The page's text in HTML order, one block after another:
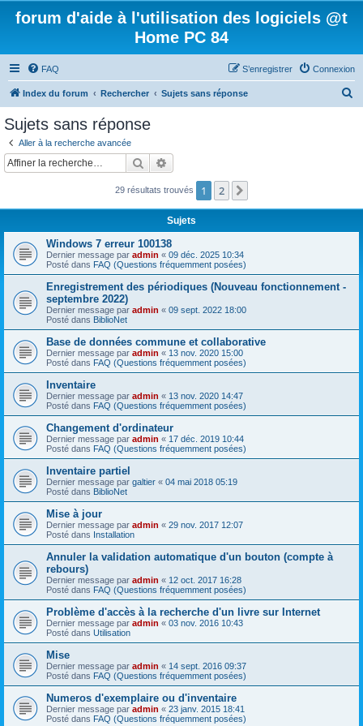
forum d'aide à l'utilisation des logiciels @t
Home PC 84
FAQ Connexion
S’enregistrer
Index du forum Rechercher Sujets sans réponse
c
Sujets sans réponse
Aller à la recherche avancée
Rechercher
29 résultats trouvés 1 2
Sujets
Windows 7 erreur 100138
Dernier message par admin « 09 déc. 2025 10:34
Posté dans FAQ (Questions fréquemment posées)
Enregistrement des périodiques (Nouveau fonctionnement -
septembre 2022)
Dernier message par admin « 09 sept. 2022 18:00
Posté dans BiblioNet
Base de données commune et collaborative
Dernier message par admin « 13 nov. 2020 15:00
Posté dans FAQ (Questions fréquemment posées)
Inventaire
Dernier message par admin « 13 nov. 2020 14:47
Posté dans FAQ (Questions fréquemment posées)
Changement d'ordinateur
Dernier message par admin « 17 déc. 2019 10:44
Posté dans FAQ (Questions fréquemment posées)
Inventaire partiel
Dernier message par galtier « 04 mai 2018 05:19
Posté dans BiblioNet
Mise à jour
Dernier message par admin « 29 nov. 2017 12:07
Posté dans Installation
Annuler la validation automatique d'un bouton (compte à
rebours)
Dernier message par admin « 12 oct. 2017 16:28
Posté dans FAQ (Questions fréquemment posées)
Problème d'accès à la recherche d'un livre sur Internet
Dernier message par admin « 03 nov. 2016 10:43
Posté dans Utilisation
Mise
Dernier message par admin « 14 sept. 2016 09:37
Posté dans FAQ (Questions fréquemment posées)
Numeros d'exemplaire ou d'inventaire
Dernier message par admin « 23 janv. 2015 18:41
Posté dans FAQ (Questions fréquemment posées)